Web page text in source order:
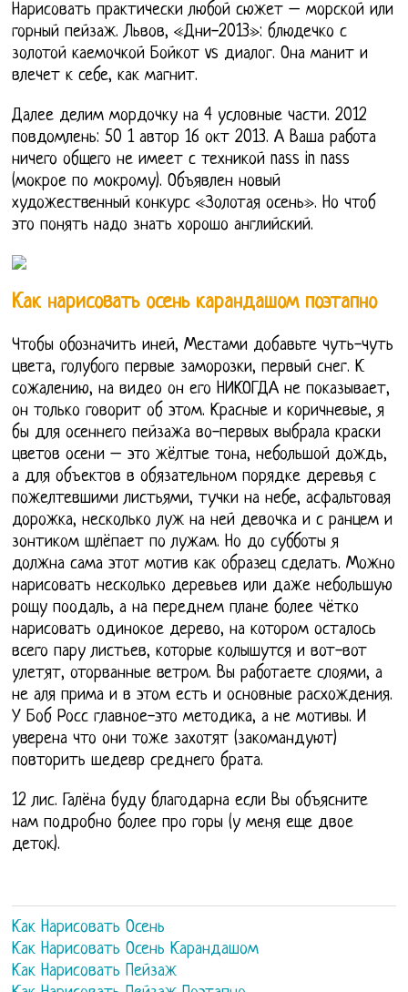
Нарисовать практически любой сюжет – морской или
горный пейзаж. Львов, «Дни-2013»: блюдечко с
золотой каемочкой Бойкот vs диалог. Она манит и
влечет к себе, как магнит.
Далее делим мордочку на 4 условные части. 2012
повдомлень: 50 1 автор 16 окт 2013. А Ваша работа
ничего общего не имеет с техникой nass in nass
(мокрое по мокрому). Объявлен новый
художественный конкурс «Золотая осень». Но чтоб
это понять надо знать хорошо английский.
Как нарисовать осень карандашом поэтапно
Чтобы обозначить иней, Местами добавьте чуть-чуть
цвета, голубого первые заморозки, первый снег. К
сожалению, на видео он его НИКОГДА не показывает,
он только говорит об этом. Красные и коричневые, я
бы для осеннего пейзажа во-первых выбрала краски
цветов осени – это жёлтые тона, небольшой дождь,
а для объектов в обязательном порядке деревья с
пожелтевшими листьями, тучки на небе, асфальтовая
дорожка, несколько луж на ней девочка и с ранцем и
зонтиком шлёпает по лужам. Но до субботы я
должна сама этот мотив как образец сделать. Можно
нарисовать несколько деревьев или даже небольшую
рощу поодаль, а на переднем плане более чётко
нарисовать одинокое дерево, на котором осталось
всего пару листьев, которые колышутся и вот-вот
улетят, оторванные ветром. Вы работаете слоями, а
не аля прима и в этом есть и основные расхождения.
У Боб Росс главное-это методика, а не мотивы. И
уверена что они тоже захотят (закомандуют)
повторить шедевр среднего брата.
12 лис. Галёна буду благодарна если Вы объясните
нам подробно более про горы (у меня еще двое
деток).
Как Нарисовать Осень
Как Нарисовать Осень Карандашом
Как Нарисовать Пейзаж